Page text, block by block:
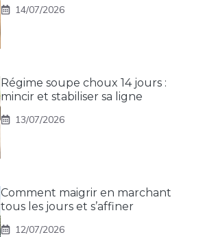
14/07/2026
Régime soupe choux 14 jours :
mincir et stabiliser sa ligne
13/07/2026
Comment maigrir en marchant
tous les jours et s’affiner
12/07/2026